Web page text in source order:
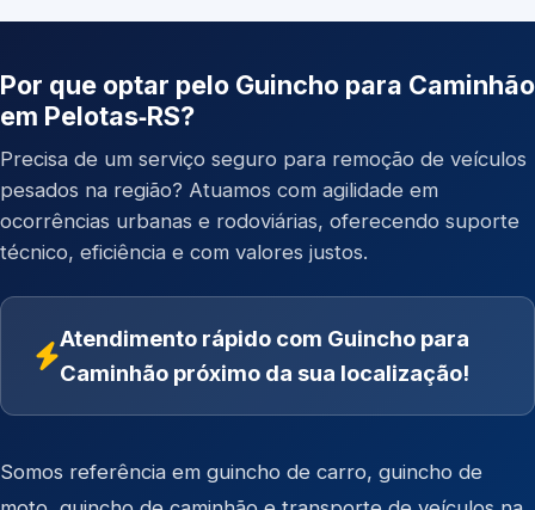
Por que optar pelo Guincho para Caminhão
em Pelotas‑RS?
Precisa de um serviço seguro para remoção de veículos
pesados na região? Atuamos com agilidade em
ocorrências urbanas e rodoviárias, oferecendo suporte
técnico, eficiência e com valores justos.
Atendimento rápido com Guincho para
Caminhão próximo da sua localização!
Somos referência em guincho de carro, guincho de